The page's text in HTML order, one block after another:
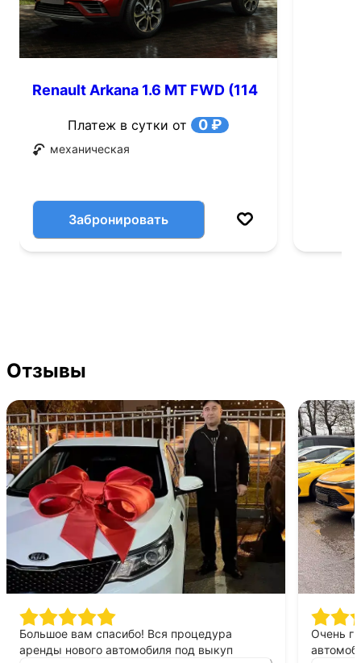
Renault Arkana 1.6 MT FWD (114
Платеж в сутки от 0 ₽
механическая
Забронировать
Отзывы
Большое вам спасибо! Вся процедура
аренды нового автомобиля под выкуп
Очень